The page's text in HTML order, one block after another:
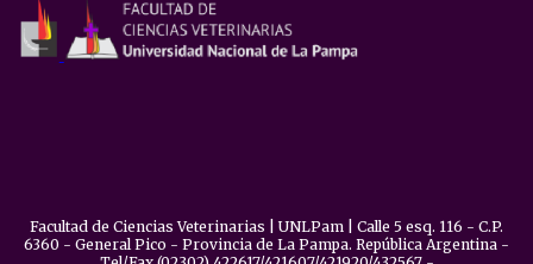
Facultad de Ciencias Veterinarias | UNLPam | Calle 5 esq. 116 - C.P.
6360 - General Pico - Provincia de La Pampa. República Argentina -